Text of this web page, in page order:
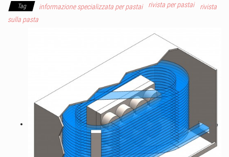
Tag informazione specializzata per pastai rivista per pastai
rivista
sulla pasta